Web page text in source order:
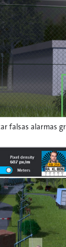
falsas alarmas